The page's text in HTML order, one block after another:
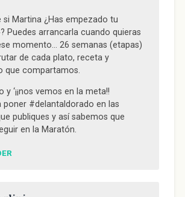
si Martina ¿Has empezado tu
Puedes arrancarla cuando quieras
momento… 26 semanas (etapas)
de cada plato, receta y
que compartamos.
y ‘¡¡nos vemos en la meta!!
poner #delantaldorado en las
publiques y así sabemos que
en la Maratón.